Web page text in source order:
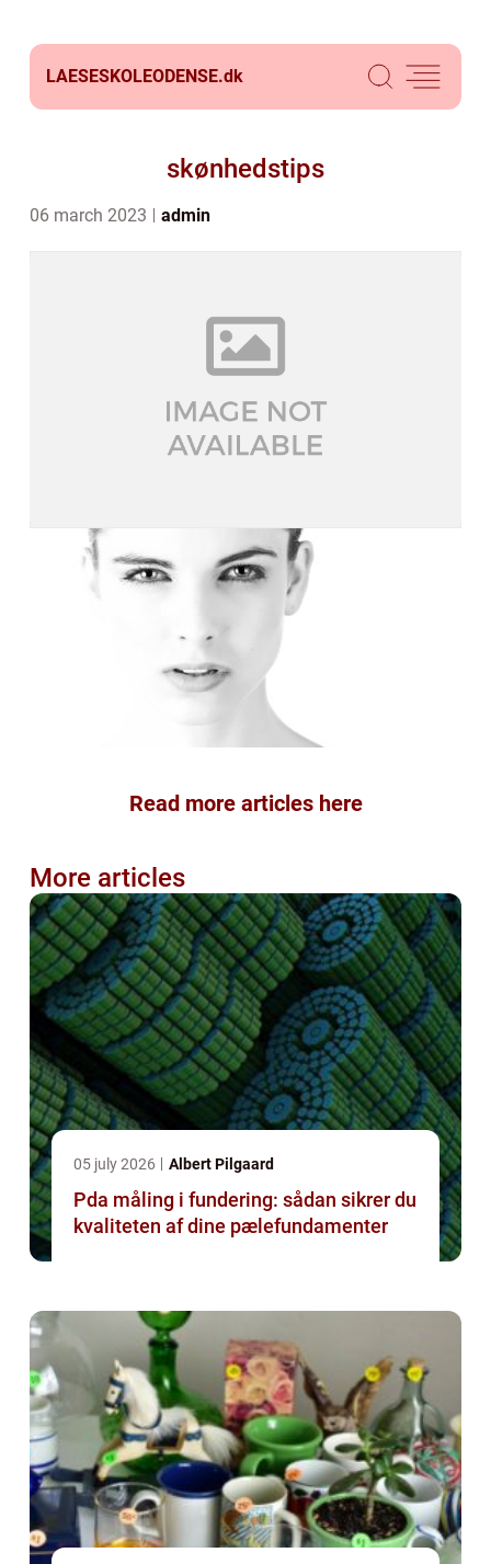
LAESESKOLEODENSE.dk
skønhedstips
06 march 2023 admin
Read more articles here
More articles
05 july 2026 Albert Pilgaard
Pda måling i fundering: sådan sikrer du
kvaliteten af dine pælefundamenter